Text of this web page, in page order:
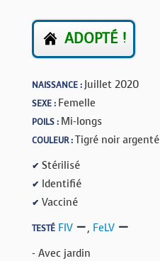
ADOPTÉ !
NAISSANCE : Juillet 2020
SEXE : Femelle
POILS : Mi-longs
COULEUR :Tigré noir argenté
✔ Stérilisé
✔ Identifié
✔ Vacciné
TESTÉ FIV , FeLV
- Avec jardin